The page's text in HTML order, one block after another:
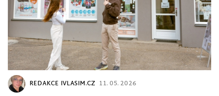
REDAKCE IVLASIM.CZ 11. 05. 2026